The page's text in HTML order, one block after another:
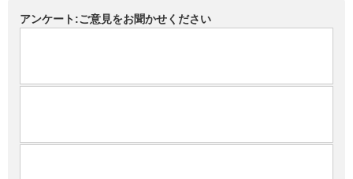
アンケート:ご意見をお聞かせください